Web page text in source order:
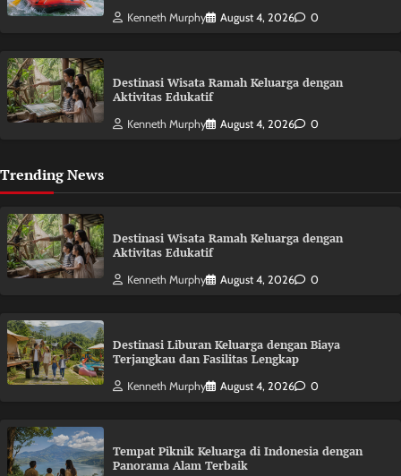
Kenneth Murphy August 4, 2026 0
Destinasi Wisata Ramah Keluarga dengan
Aktivitas Edukatif
Kenneth Murphy August 4, 2026 0
Trending News
Destinasi Wisata Ramah Keluarga dengan
Aktivitas Edukatif
Kenneth Murphy August 4, 2026 0
Destinasi Liburan Keluarga dengan Biaya
Terjangkau dan Fasilitas Lengkap
Kenneth Murphy August 4, 2026 0
Tempat Piknik Keluarga di Indonesia dengan
Panorama Alam Terbaik